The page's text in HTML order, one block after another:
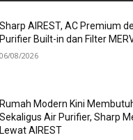
Sharp AIREST, AC Premium
Purifier Built-in dan Filter
06/08/2026
Rumah Modern Kini
Sekaligus Air Purifier, Sharp
Lewat AIREST